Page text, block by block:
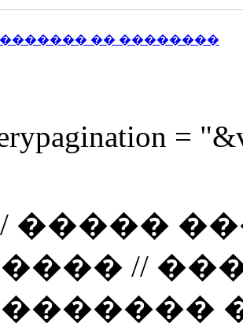
�� ��������
=
// �����
//